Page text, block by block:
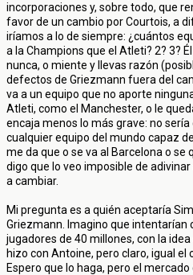
incorporaciones y, sobre todo, que
favor de un cambio por Courtois, a
iríamos a lo de siempre: ¿cuántos
a la Champions que el Atleti? 2? 3?
nunca, o miente y llevas razón
defectos de Griezmann fuera del
va a un equipo que no aporte
Atleti, como el Manchester, o le
encaja menos lo más grave: no
cualquier equipo del mundo capaz
me da que o se va al Barcelona o se
digo que lo veo imposible de
a cambiar.
Mi pregunta es a quién aceptaría
Griezmann. Imagino que intentarían
jugadores de 40 millones, con la
hizo con Antoine, pero claro, igual el
Espero que lo haga, pero el